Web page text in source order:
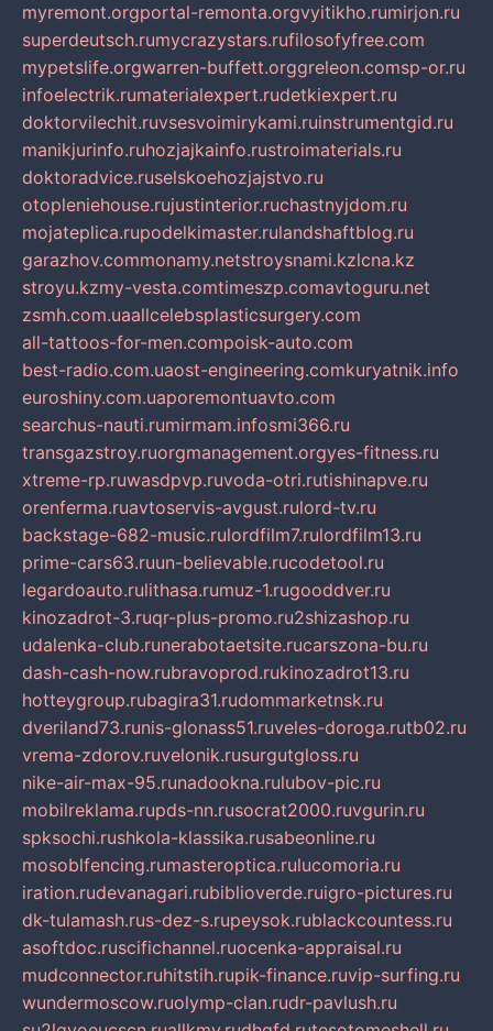
myremont.orgportal-remonta.orgvyitikho.rumirjon.ru
superdeutsch.rumycrazystars.rufilosofyfree.com
mypetslife.orgwarren-buffett.orggreleon.comsp-or.ru
infoelectrik.rumaterialexpert.rudetkiexpert.ru
doktorvilechit.ruvsesvoimirykami.ruinstrumentgid.ru
manikjurinfo.ruhozjajkainfo.rustroimaterials.ru
doktoradvice.ruselskoehozjajstvo.ru
otopleniehouse.rujustinterior.ruchastnyjdom.ru
mojateplica.rupodelkimaster.rulandshaftblog.ru
garazhov.commonamy.netstroysnami.kzlcna.kz
stroyu.kzmy-vesta.comtimeszp.comavtoguru.net
zsmh.com.uaallcelebsplasticsurgery.com
all-tattoos-for-men.compoisk-auto.com
best-radio.com.uaost-engineering.comkuryatnik.info
euroshiny.com.uaporemontuavto.com
searchus-nauti.rumirmam.infosmi366.ru
transgazstroy.ruorgmanagement.orgyes-fitness.ru
xtreme-rp.ruwasdpvp.ruvoda-otri.rutishinapve.ru
orenferma.ruavtoservis-avgust.rulord-tv.ru
backstage-682-music.rulordfilm7.rulordfilm13.ru
prime-cars63.ruun-believable.rucodetool.ru
legardoauto.rulithasa.rumuz-1.rugooddver.ru
kinozadrot-3.ruqr-plus-promo.ru2shizashop.ru
udalenka-club.runerabotaetsite.rucarszona-bu.ru
dash-cash-now.rubravoprod.rukinozadrot13.ru
hotteygroup.rubagira31.rudommarketnsk.ru
dveriland73.runis-glonass51.ruveles-doroga.rutb02.ru
vrema-zdorov.ruvelonik.rusurgutgloss.ru
nike-air-max-95.runadookna.rulubov-pic.ru
mobilreklama.rupds-nn.rusocrat2000.ruvgurin.ru
spksochi.rushkola-klassika.rusabeonline.ru
mosoblfencing.rumasteroptica.rulucomoria.ru
iration.rudevanagari.rubiblioverde.ruigro-pictures.ru
dk-tulamash.rus-dez-s.rupeysok.rublackcountess.ru
asoftdoc.ruscifichannel.ruocenka-appraisal.ru
mudconnector.ruhitstih.rupik-finance.ruvip-surfing.ru
wundermoscow.ruolymp-clan.rudr-pavlush.ru